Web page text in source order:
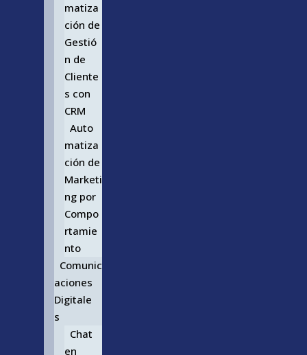
matiza
ción de
Gestió
n de
Cliente
s con
CRM
Auto
matiza
ción de
Marketi
ng por
Compo
rtamie
nto
Comunic
aciones
Digitale
s
Chat
en